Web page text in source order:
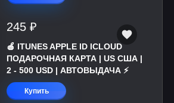
245 ₽
🍎 ITUNES APPLE ID ICLOUD
ПОДАРОЧНАЯ КАРТА | US США |
2 - 500 USD | АВТОВЫДАЧА ⚡️
Купить